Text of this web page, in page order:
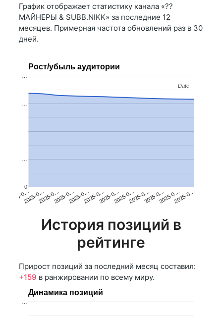
График отображает статистику канала «??
МАЙНЕРЫ & SUBB.NIKK» за последние 12
месяцев. Примерная частота обновлений раз в 30
дней.
Рост/убыль аудитории
2025-0…2025-0…2025-0…2025-0…2025-0…2025-0…2025-0…2025-0…2025-0…2025-0…2025-0…2025-0…
0
…
…
…
…
Date
Date
История позиций в
рейтинге
Прирост позиций за последний месяц составил:
+159 в ранжировании по всему миру.
Динамика позиций
…